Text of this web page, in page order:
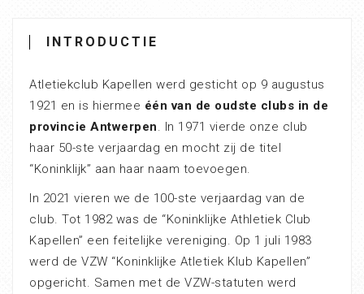
INTRODUCTIE
Atletiekclub Kapellen werd gesticht op 9 augustus
1921 en is hiermee één van de oudste clubs in de
provincie Antwerpen. In 1971 vierde onze club
haar 50-ste verjaardag en mocht zij de titel
“Koninklijk” aan haar naam toevoegen.
In 2021 vieren we de 100-ste verjaardag van de
club. Tot 1982 was de “Koninklijke Athletiek Club
Kapellen” een feitelijke vereniging. Op 1 juli 1983
werd de VZW “Koninklijke Atletiek Klub Kapellen”
opgericht. Samen met de VZW-statuten werd